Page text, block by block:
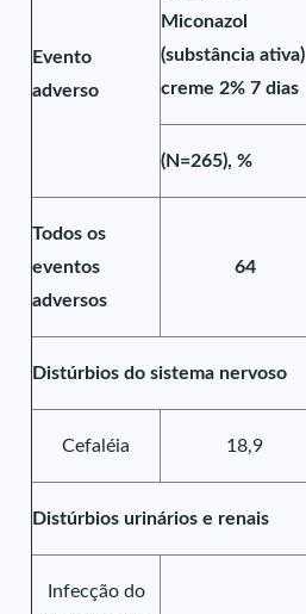
Evento
adverso
Miconazol
(substância ativa)
creme 2% 7 dias
(N=265), %
Todos os
eventos
adversos
64
Distúrbios do sistema nervoso
Cefaléia 18,9
Distúrbios urinários e renais
Infecção do